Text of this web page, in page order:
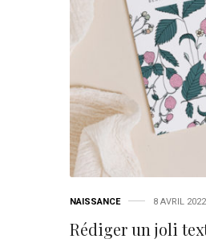
NAISSANCE 8 AVRIL 2022
Rédiger un joli